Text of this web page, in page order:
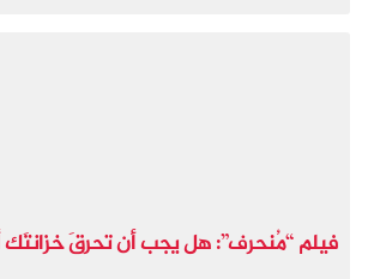
فيلم “مُنحرف”: هل يجب أن تحرقَ خزانتَك